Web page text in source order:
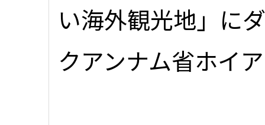
い海外観光地」に
クアンナム省ホイ